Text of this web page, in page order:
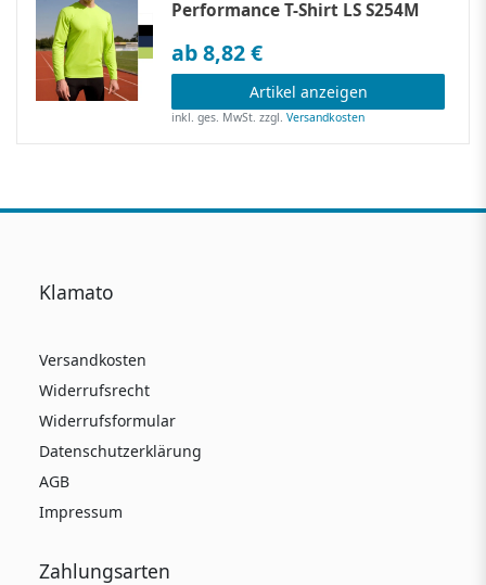
Performance T-Shirt LS S254M
ab 8,82 €
Artikel anzeigen
inkl. ges. MwSt. zzgl.Versandkosten
Klamato
Versandkosten
Widerrufsrecht
Widerrufsformular
Datenschutzerklärung
AGB
Impressum
Zahlungsarten